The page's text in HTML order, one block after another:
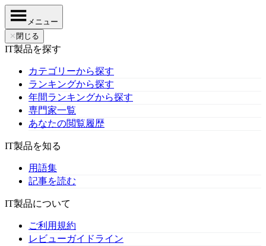
メニュー
✕ 閉じる
IT製品を探す
カテゴリーから探す
ランキングから探す
年間ランキングから探す
専門家一覧
あなたの閲覧履歴
IT製品を知る
用語集
記事を読む
IT製品について
ご利用規約
レビューガイドライン